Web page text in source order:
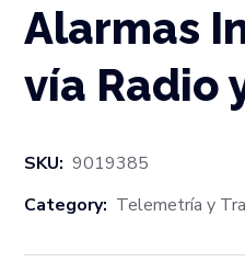
Alarmas
vía Radio
SKU: 9019385
Category: Telemetría y